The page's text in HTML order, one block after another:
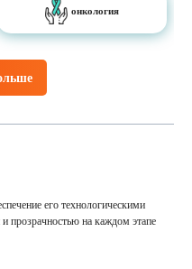
онкология
его технологическими
прозрачностью на каждом этапе